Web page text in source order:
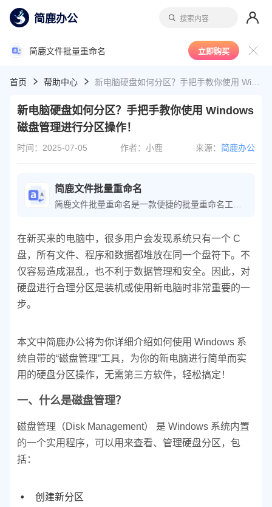
简鹿办公 搜索内容
简鹿文件批量重命名 立即购买
首页 帮助中心
新电脑硬盘如何分区？手把手教你使用 Windows
磁盘管理进行分区操作！
时间：2025-07-05 作者：小鹿 来源： 简鹿办公
简鹿文件批量重命名
在新买来的电脑中，很多用户会发现系统只有一个 C
盘，所有文件、程序和数据都堆放在同一个盘符下。不
仅容易造成混乱，也不利于数据管理和安全。因此，对
硬盘进行合理分区是装机或使用新电脑时非常重要的一
步。
本文中简鹿办公将为你详细介绍如何使用 Windows 系
统自带的“磁盘管理”工具，为你的新电脑进行简单而实
用的硬盘分区操作，无需第三方软件，轻松搞定！
一、什么是磁盘管理？
磁盘管理（Disk Management） 是 Windows 系统内置
的一个实用程序，可以用来查看、管理硬盘分区，包
括：
创建新分区